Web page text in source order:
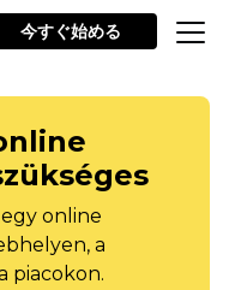
今すぐ始める
online
a
piacokon.